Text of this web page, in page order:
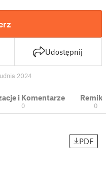
Udostępnij
2024
i Komentarze
0 0
PDF